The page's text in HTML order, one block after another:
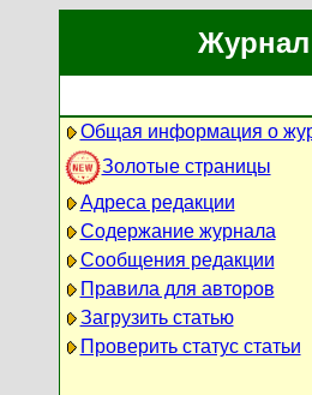
Журнал
Общая информация о
Золотые страницы
Адреса редакции
Содержание журнала
Сообщения редакции
Правила для авторов
Загрузить статью
Проверить статус статьи